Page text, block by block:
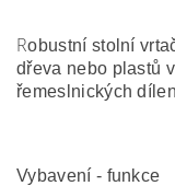
Robustní stolní
dřeva nebo plastů
řemeslnických
Vybavení - funkce